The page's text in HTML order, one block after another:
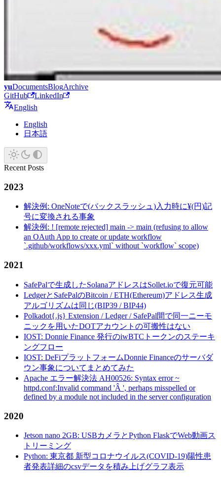
yuDocumentsBlogArchive
GitHub
LinkedIn
English
English
日本語
Recent Posts
2023
解決例: OneNoteで(バックスラッシュ)入力時に¥(円)記
号に変換される事象
解決例: ! [remote rejected] main -> main (refusing to allow
an OAuth App to create or update workflow
`.github/workflows/xxx.yml` without `workflow` scope)
2021
SafePalで生成したSolanaアドレスはSollet.ioで復元可能
LedgerとSafePalのBitcoin / ETH(Ethereum)アドレス生成
アルゴリズムは同じ(BIP39 / BIP44)
Polkadot{.js} Extension / Ledger / SafePal間で同一ニーモ
ニックを用いたDOTアカウントの可搬性はない
IOST: Donnie Finance 発行のiwBTCトークンのステーキ
ングフロー
IOST: DeFiプラットフォームDonnie Financeのサーバダ
ウン事象についてまとめてみた
Apache エラー解決法 AH00526: Syntax error ~
httpd.conf:Invalid command 'Â ', perhaps misspelled or
defined by a module not included in the server configuration
2020
Jetson nano 2GB: USBカメラとPython FlaskでWeb動画ス
トリーミング
Python: 東京都 新型コロナウイルス(COVID-19)陽性患
者発表詳細のcsvデータを積み上げグラフ表示